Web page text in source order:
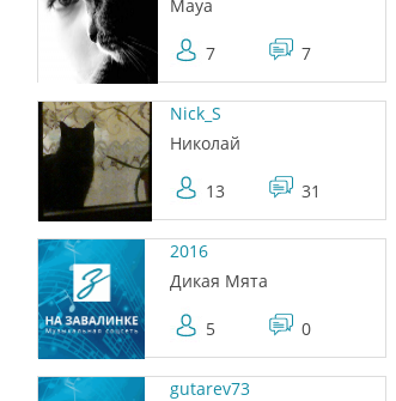
Maya
7 7
Nick_S
Николай
13 31
2016
Дикая Мята
5 0
gutarev73